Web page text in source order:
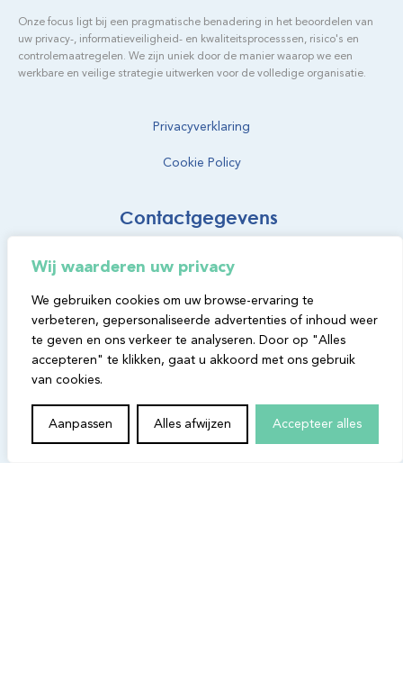
Wij waarderen uw privacy
We gebruiken cookies om uw browse-ervaring te
verbeteren, gepersonaliseerde advertenties of inhoud weer
te geven en ons verkeer te analyseren. Door op "Alles
accepteren" te klikken, gaat u akkoord met ons gebruik
van cookies.
Aanpassen Alles afwijzen Accepteer alles
Onze focus ligt bij een pragmatische benadering in het beoordelen van
uw privacy-, informatieveiligheid- en kwaliteitsprocesssen, risico's en
controlemaatregelen. We zijn uniek door de manier waarop we een
werkbare en veilige strategie uitwerken voor de volledige organisatie.
Privacyverklaring
Cookie Policy
Contactgegevens
KMO-Portefeuille